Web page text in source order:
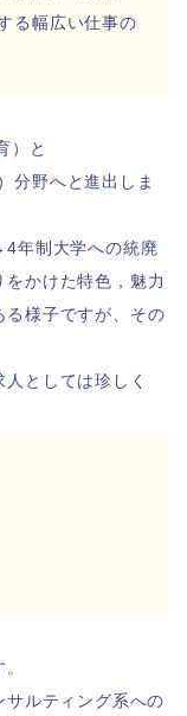
る幅広い仕事の
）と
分野へと進出しま
年制大学への統廃
かけた特色，魅力
る様子ですが、その
としては珍しく
ルティング系への